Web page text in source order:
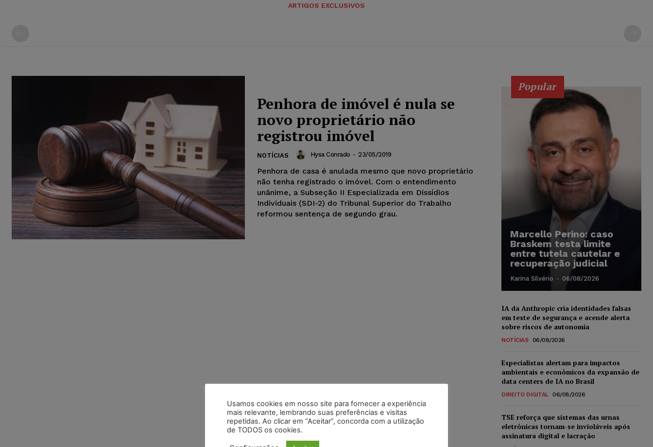
ARTIGOS EXCLUSIVOS
Penhora de imóvel é nula se
novo proprietário não
registrou imóvel
NOTÍCIAS Hysa Conrado - 23/05/2019
Penhora de casa é anulada mesmo que novo proprietário
não tenha registrado o imóvel. Com o entendimento
unânime, a Subseção II Especializada em Dissídios
Individuais (SDI-2) do Tribunal Superior do Trabalho
reformou sentença de segundo grau.
Popular
Marcello Perino: caso
Braskem testa limite
entre tutela cautelar e
recuperação judicial
Karina Silvério - 06/08/2026
IA da Anthropic cria identidades falsas
em teste de segurança e acende alerta
sobre riscos de autonomia
NOTÍCIAS 06/08/2026
Especialistas alertam para impactos
ambientais e econômicos da expansão de
data centers de IA no Brasil
DIREITO DIGITAL 06/08/2026
TSE reforça que sistemas das urnas
eletrônicas tornam-se invioláveis após
assinatura digital e lacração
Usamos cookies em nosso site para fornecer a experiência
mais relevante, lembrando suas preferências e visitas
repetidas. Ao clicar em “Aceitar”, concorda com a utilização
de TODOS os cookies.